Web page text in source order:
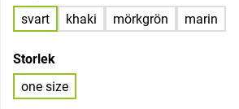
svart
khaki mörkgrön marin
Storlek
one size